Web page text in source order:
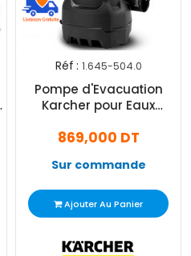
Réf : 1.645-504.0
Pompe d'Evacuation
Karcher pour Eaux
869,000 DT
Sur commande
Ajouter Au Panier